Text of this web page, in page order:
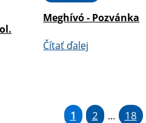
Meghívó - Pozvánka
Čítať ďalej
1 2 ... 18